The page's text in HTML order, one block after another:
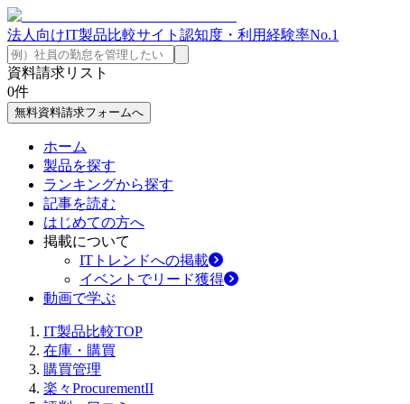
法人向けIT製品比較サイト 認知度・利用経験率No.1
資料請求リスト
0件
無料資料請求フォームへ
ホーム
製品を探す
ランキングから探す
記事を読む
はじめての方へ
掲載について
ITトレンドへの掲載
イベントでリード獲得
動画で学ぶ
IT製品比較TOP
在庫・購買
購買管理
楽々ProcurementII